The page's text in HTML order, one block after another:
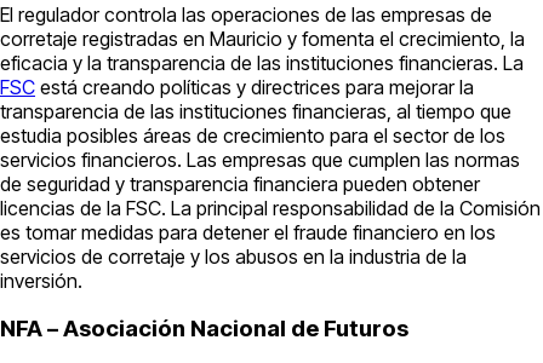
El regulador controla las operaciones de las empresas de
corretaje registradas en Mauricio y fomenta el crecimiento, la
eficacia y la transparencia de las instituciones financieras. La
FSC está creando políticas y directrices para mejorar la
transparencia de las instituciones financieras, al tiempo que
estudia posibles áreas de crecimiento para el sector de los
servicios financieros. Las empresas que cumplen las normas
de seguridad y transparencia financiera pueden obtener
licencias de la FSC. La principal responsabilidad de la Comisión
es tomar medidas para detener el fraude financiero en los
servicios de corretaje y los abusos en la industria de la
inversión.
NFA – Asociación Nacional de Futuros